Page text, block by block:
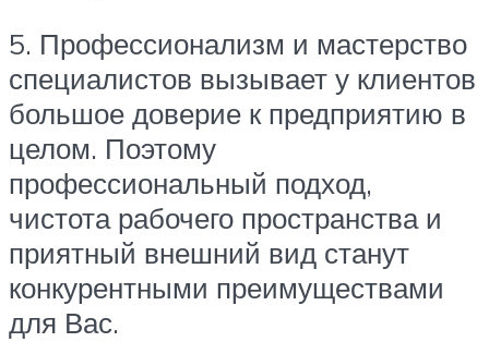
5. Профессионализм и мастерство
специалистов вызывает у клиентов
большое доверие к предприятию в
целом. Поэтому
профессиональный подход,
чистота рабочего пространства и
приятный внешний вид станут
конкурентными преимуществами
для Вас.